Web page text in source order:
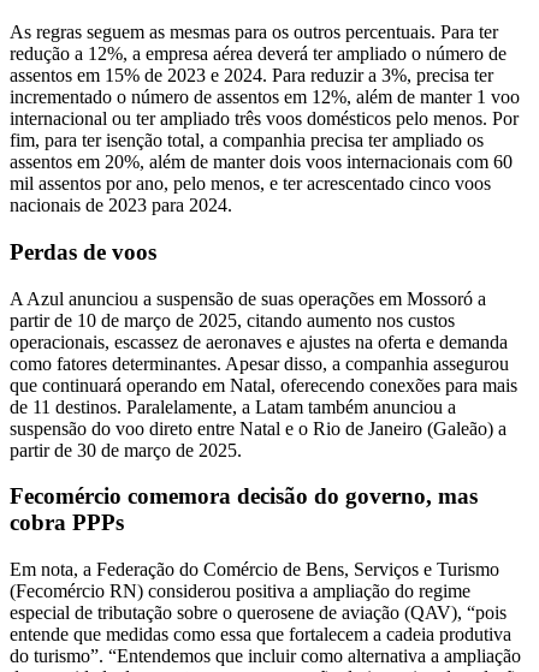
As regras seguem as mesmas para os outros percentuais. Para ter
redução a 12%, a empresa aérea deverá ter ampliado o número de
assentos em 15% de 2023 e 2024. Para reduzir a 3%, precisa ter
incrementado o número de assentos em 12%, além de manter 1 voo
internacional ou ter ampliado três voos domésticos pelo menos. Por
fim, para ter isenção total, a companhia precisa ter ampliado os
assentos em 20%, além de manter dois voos internacionais com 60
mil assentos por ano, pelo menos, e ter acrescentado cinco voos
nacionais de 2023 para 2024.
Perdas de voos
A Azul anunciou a suspensão de suas operações em Mossoró a
partir de 10 de março de 2025, citando aumento nos custos
operacionais, escassez de aeronaves e ajustes na oferta e demanda
como fatores determinantes. Apesar disso, a companhia assegurou
que continuará operando em Natal, oferecendo conexões para mais
de 11 destinos. Paralelamente, a Latam também anunciou a
suspensão do voo direto entre Natal e o Rio de Janeiro (Galeão) a
partir de 30 de março de 2025.
Fecomércio comemora decisão do governo, mas
cobra PPPs
Em nota, a Federação do Comércio de Bens, Serviços e Turismo
(Fecomércio RN) considerou positiva a ampliação do regime
especial de tributação sobre o querosene de aviação (QAV), “pois
entende que medidas como essa que fortalecem a cadeia produtiva
do turismo”. “Entendemos que incluir como alternativa a ampliação